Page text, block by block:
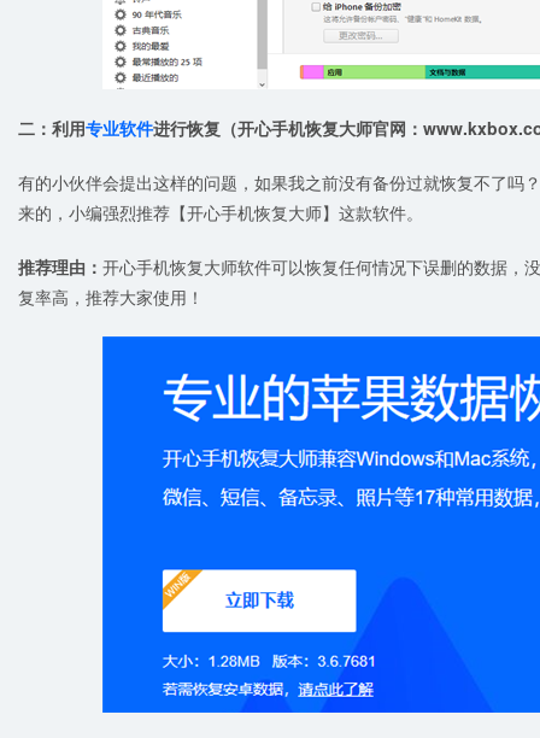
二：利用专业软件进行恢复（开心手机恢复大师官网：
有的小伙伴会提出这样的问题，如果我之前没有备份过就恢复不了吗
来的，小编强烈推荐【开心手机恢复大师】这款软件。
推荐理由： 开心手机恢复大师软件可以恢复任何情况下误删的数据，
复率高，推荐大家使用！